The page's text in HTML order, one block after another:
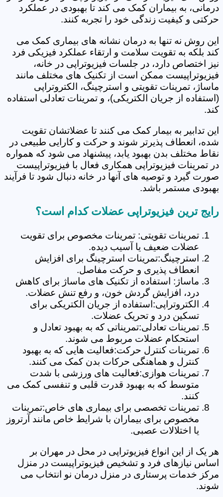
درمانی، به بیماران کمک می کند تا بهبودی در عملکرد
حرکتی و کیفیت زندگی خود را تجربه کنند.
این روش نه تنها به درمان نشانه های بیماری کمک می
کند بلکه به تقویت سلامت و ارتقاء عملکرد فیزیکی فرد
نیز اختصاص دارد، در جلسات فیزیوتراپی در خانه،
فیزیوتراپیست ممکن است از تکنیک های مختلف مانند
ماساژ، تمرینات تقویتی و استرچینگ، الکتروتراپی
(استفاده از جریان الکتریکی)، و تمرینات تعادلی استفاده
کند.
این تدابیر به بیمار کمک می کنند تا عضلاتشان تقویت
شده، انعطاف پذیرتر شوند و حرکت و کارایی طبیعی در
نقاط مختلف بدن بهبود یابد، پیشنهاد می شود که همواره
در تمرینات فیزیوتراپی همکاری فعال با فیزیوتراپیست
صورت گیرد و توصیه های آنها در خانه دنبال شود تا فرآیند
بهبودی مستمر باشد.
رایج ترین فیزیوتراپی عضلات کدام است؟
تمرینات تقویتی: تمرینات مخصوص برای تقویت
عضلات ضعیف یا آسیب دیده.
استرچینگ:تمرینات استرچینگ برای افزایش
انعطاف پذیری و حرکت مفاصل.
ماساژ: استفاده از تکنیک های ماساژ برای کاهش
درد، افزایش گردش خون، و رفع تنش عضلات.
الکتروتراپی:استفاده از جریان الکتریکی برای
تسکین درد و تحریک عضلات.
تمرینات تعادلی:تمریناتی که به بهبود تعادل و
استحکام عضلات مربوط می شوند.
تمرینات کنترل حرکت:فعالیت هایی که به بهبود
کنترل و هماهنگی حرکات بدن کمک می کنند.
تمرینات هوازی:فعالیت های ورزشی با شدت
متوسط که به بهبود قدرت قلبی و تنفسی کمک می
کنند.
تمرینات تخصصی برای بیماری های خاص:تمرینات
مخصوص برای بیماران با شرایط خاص مانند آرتروز
یا اختلالات عصبی.
هر یک از این انواع فیزیوتراپی در محل در مهران بر
اساس نیازهای فرد و تشخیص فیزیوتراپیست در منزل
مرکز خدمات پرستاری در منزل درمان نو انتخاب می
شوند.